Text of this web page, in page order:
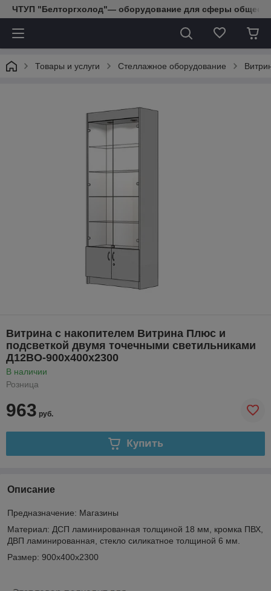
ЧТУП "Белторгхолод"— оборудование для сферы
Товары и услуги Стеллажное оборудование
Витрина с накопителем Витрина Плюс и
подсветкой двумя точечными светильниками
Д12ВО-900х400х2300
В наличии
Розница
963 руб.
Купить
Описание
Предназначение: Магазины
Материал: ДСП ламинированная толщиной 18 мм, кромка ПВХ,
ДВП ламинированная, стекло силикатное толщиной 6 мм.
Размер: 900х400х2300